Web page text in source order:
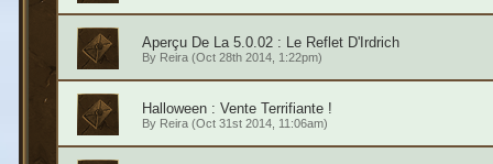
Aperçu De La 5.0.02 : Le Reflet D'Irdrich
By Reira(Oct 28th 2014, 1:22pm)
Halloween : Vente Terrifiante !
By Reira(Oct 31st 2014, 11:06am)